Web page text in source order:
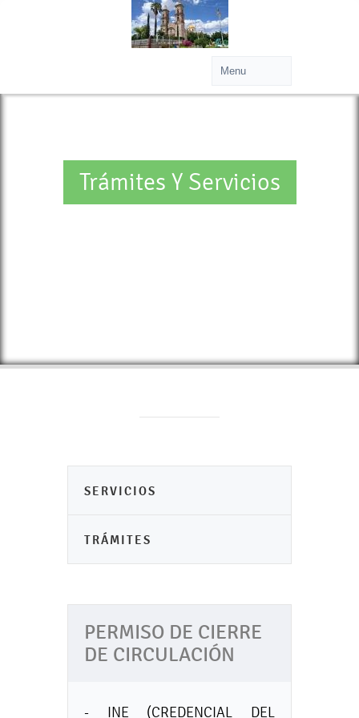
Trámites Y Servicios
SERVICIOS
TRÁMITES
PERMISO DE CIERRE
DE CIRCULACIÓN
- INE (CREDENCIAL DEL